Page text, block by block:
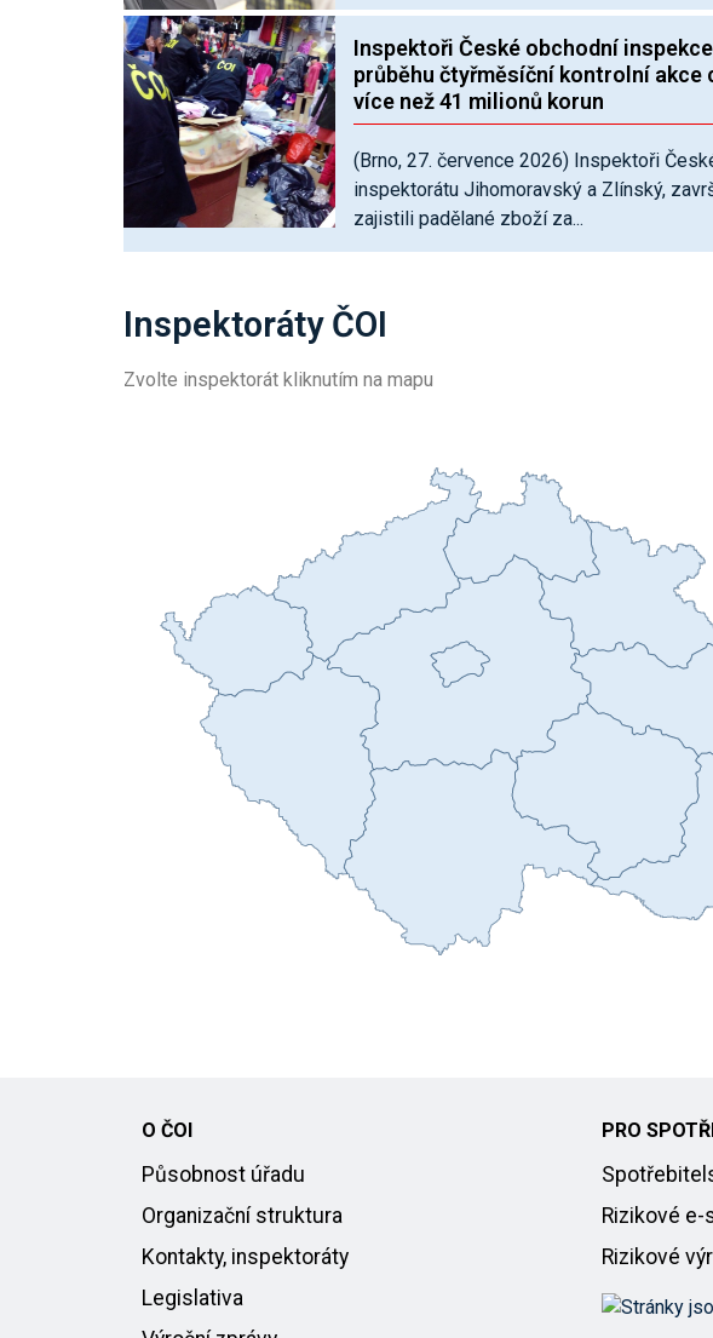
Inspektoři České obchodní
průběhu čtyřměsíční kontrolní akce
více než 41 milionů korun
(Brno, 27. července 2026) Inspektoři
inspektorátu Jihomoravský a Zlínský,
zajistili padělané zboží za...
Inspektoráty ČOI
Zvolte inspektorát kliknutím na mapu
O ČOI
Působnost úřadu
Organizační struktura
Kontakty, inspektoráty
Legislativa
PRO
Rizikové e-
Rizikové